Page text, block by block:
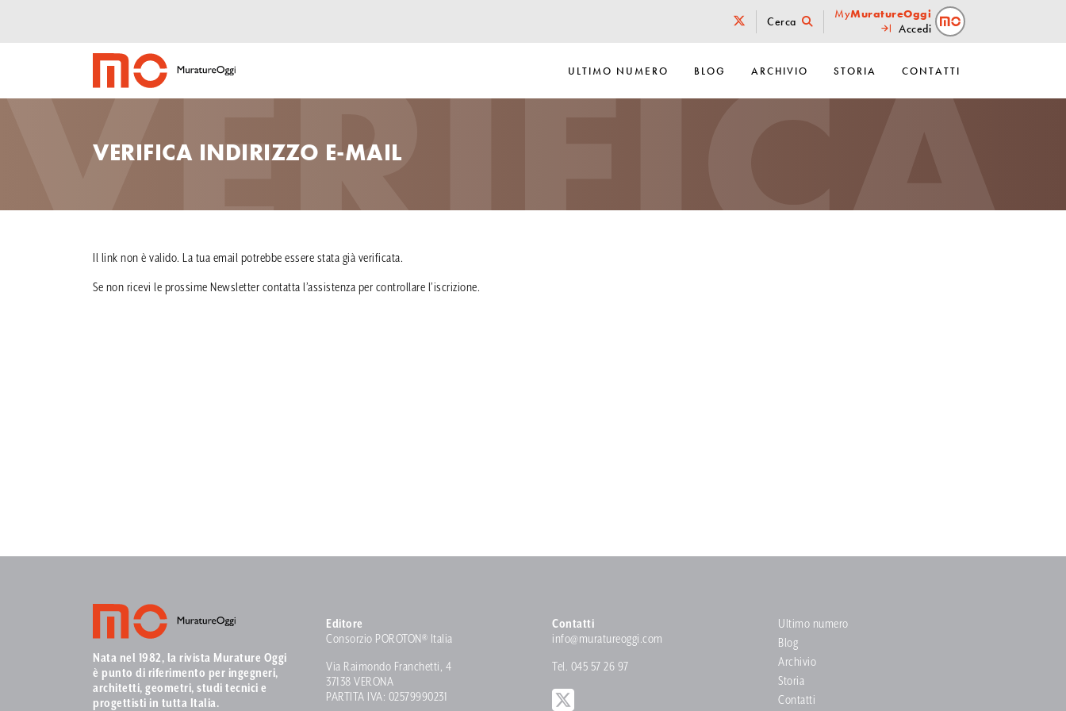
Cerca
MyMuratureOggi
Accedi
ULTIMO NUMERO BLOG ARCHIVIO STORIA CONTATTI
VERIFICA INDIRIZZO E-MAIL
Il link non è valido. La tua email potrebbe essere stata già verificata.
Se non ricevi le prossime Newsletter contatta l’assistenza per controllare l’iscrizione.
Nata nel 1982, la rivista Murature Oggi
è punto di riferimento per ingegneri,
architetti, geometri, studi tecnici e
progettisti in tutta Italia.
Editore
Consorzio POROTON® Italia
Via Raimondo Franchetti, 4
37138 VERONA
PARTITA IVA: 02579990231
Contatti
info@muratureoggi.com
Tel. 045 57 26 97
Ultimo numero
Blog
Archivio
Storia
Contatti